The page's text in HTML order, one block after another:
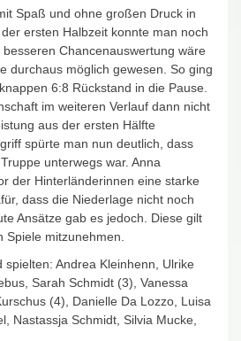
Spaß und ohne großen Druck in
ersten Halbzeit konnte man noch
Chancenauswertung wäre
durchaus möglich gewesen. So ging
6:8 Rückstand in die Pause.
im weiteren Verlauf dann nicht
aus der ersten Hälfte
spürte man nun deutlich, dass
unterwegs war. Anna
der Hinterländerinnen eine starke
dass die Niederlage nicht noch
Ansätze gab es jedoch. Diese gilt
mitzunehmen.
spielten: Andrea Kleinhenn, Ulrike
Sarah Schmidt (3), Vanessa
(4), Danielle Da Lozzo, Luisa
Nastassja Schmidt, Silvia Mucke,